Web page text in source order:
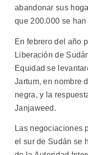
abandonar sus
que 200.000 se
En febrero del año
Liberación de
Equidad se
Jartum, en nombre
negra, y la
Janjaweed.
Las negociaciones
el sur de Sudán se